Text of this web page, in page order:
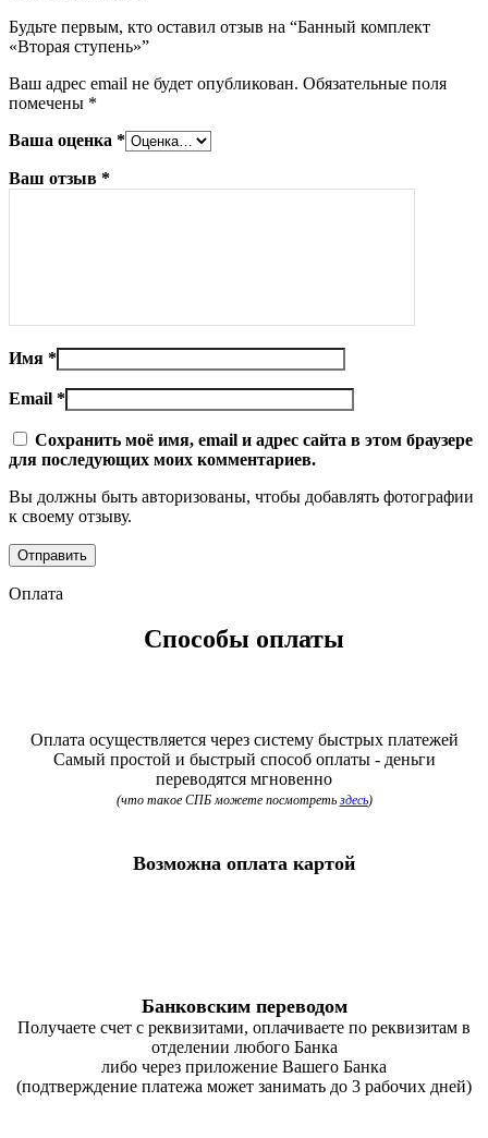
Будьте первым, кто оставил отзыв на “Банный комплект
«Вторая ступень»”
Ваш адрес email не будет опубликован. Обязательные поля
помечены *
Ваша оценка *
Ваш отзыв *
Имя *
Email *
Сохранить моё имя, email и адрес сайта в этом браузере
для последующих моих комментариев.
Вы должны быть авторизованы, чтобы добавлять фотографии
к своему отзыву.
Оплата
Способы оплаты
Оплата осуществляется через систему быстрых платежей
Самый простой и быстрый способ оплаты - деньги
переводятся мгновенно
(что такое СПБ можете посмотреть здесь)
Возможна оплата картой
Банковским переводом
Получаете счет с реквизитами, оплачиваете по реквизитам в
отделении любого Банка
либо через приложение Вашего Банка
(подтверждение платежа может занимать до 3 рабочих дней)